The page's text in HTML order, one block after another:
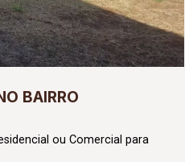
BAIRRO
ou Comercial para